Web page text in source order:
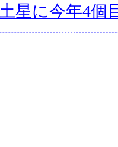
土星に今年4個